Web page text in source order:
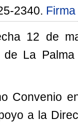
2340.
12 de
de La
Convenio
a la